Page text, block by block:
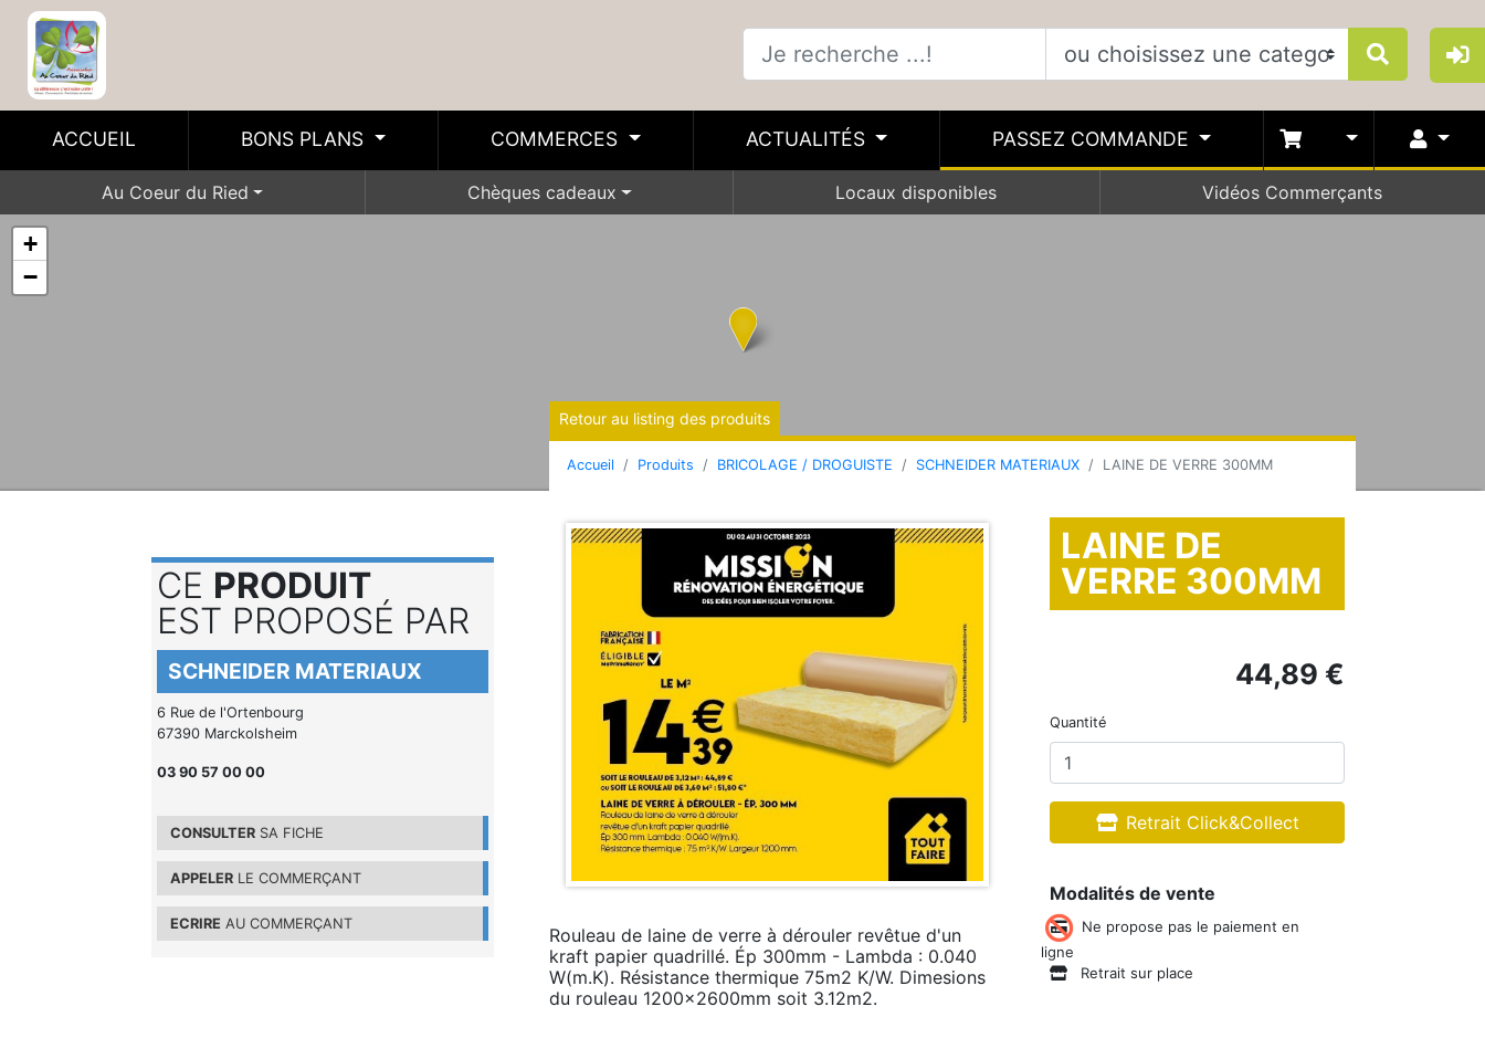
ACCUEIL BONS PLANS COMMERCES ACTUALITÉS PASSEZ COMMANDE
Au Coeur du Ried Chèques cadeaux Locaux disponibles Vidéos Commerçants
+
−
Retour au listing des produits
Accueil Produits BRICOLAGE / DROGUISTE SCHNEIDER MATERIAUX LAINE DE VERRE 300MM
Rouleau de laine de verre à dérouler revêtue d'un
kraft papier quadrillé. Ép 300mm - Lambda : 0.040
W(m.K). Résistance thermique 75m2 K/W. Dimesions
du rouleau 1200x2600mm soit 3.12m2.
LAINE DE
VERRE 300MM
44,89 €
Quantité
Retrait Click&Collect
Modalités de vente
Ne propose pas le paiement en
ligne
Retrait sur place
CE PRODUIT
EST PROPOSÉ PAR
SCHNEIDER MATERIAUX
6 Rue de l'Ortenbourg
67390 Marckolsheim
03 90 57 00 00
CONSULTER SA FICHE
APPELER LE COMMERÇANT
ECRIRE AU COMMERÇANT